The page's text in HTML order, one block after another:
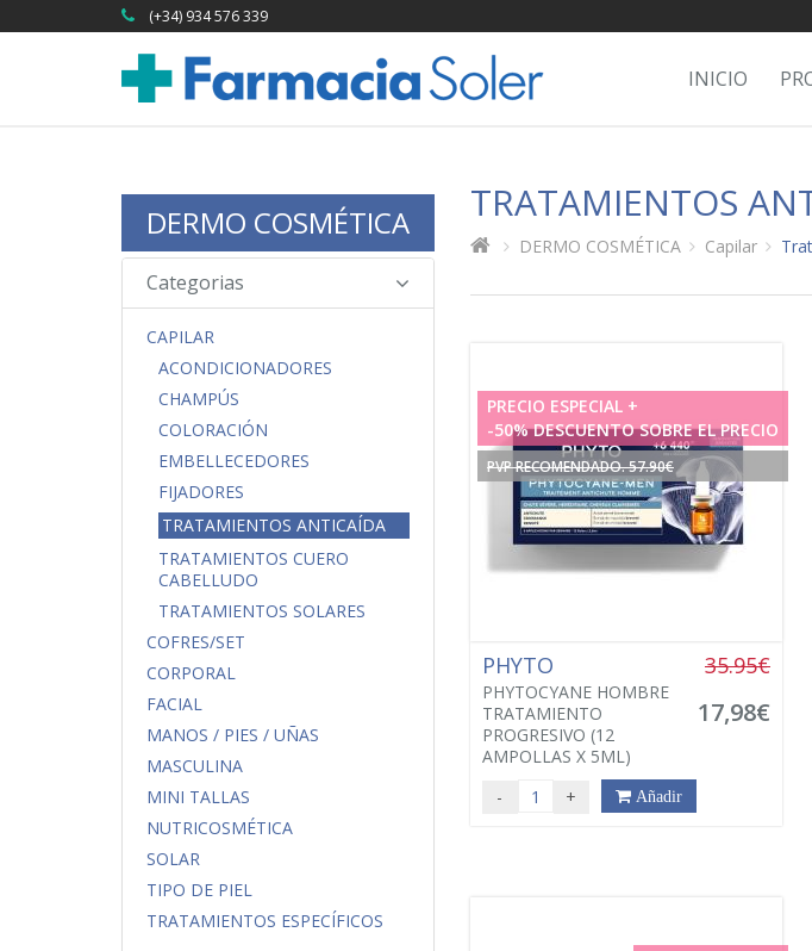
(+34) 934 576 339
INICIO
DERMO COSMÉTICA
Categorias
CAPILAR
ACONDICIONADORES
CHAMPÚS
COLORACIÓN
EMBELLECEDORES
FIJADORES
TRATAMIENTOS ANTICAÍDA
TRATAMIENTOS CUERO
CABELLUDO
TRATAMIENTOS SOLARES
COFRES/SET
CORPORAL
FACIAL
MANOS / PIES / UÑAS
MASCULINA
MINI TALLAS
NUTRICOSMÉTICA
SOLAR
TIPO DE PIEL
TRATAMIENTOS ESPECÍFICOS
TRATAMIENTOS
DERMO COSMÉTICA Capilar
PRECIO ESPECIAL +
-50% DESCUENTO SOBRE EL PRECIO
PVP RECOMENDADO. 57.90€
PHYTO
PHYTOCYANE HOMBRE
TRATAMIENTO
PROGRESIVO (12
AMPOLLAS X 5ML)
35.95€
17,98€
- + Añadir